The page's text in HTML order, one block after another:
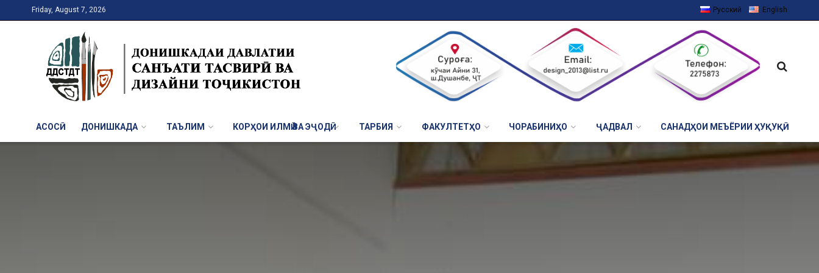
Friday, August 7, 2026 Русский English
АСОСӢ ДОНИШКАДА ТАЪЛИМ КОРҲОИ ИЛМӢ ВА ЭҶОДӢ ТАРБИЯ ФАКУЛТЕТҲО ЧОРАБИНИҲО ҶАДВАЛ САНАДҲОИ МЕЪЁРИИ ҲУҚУҚӢ